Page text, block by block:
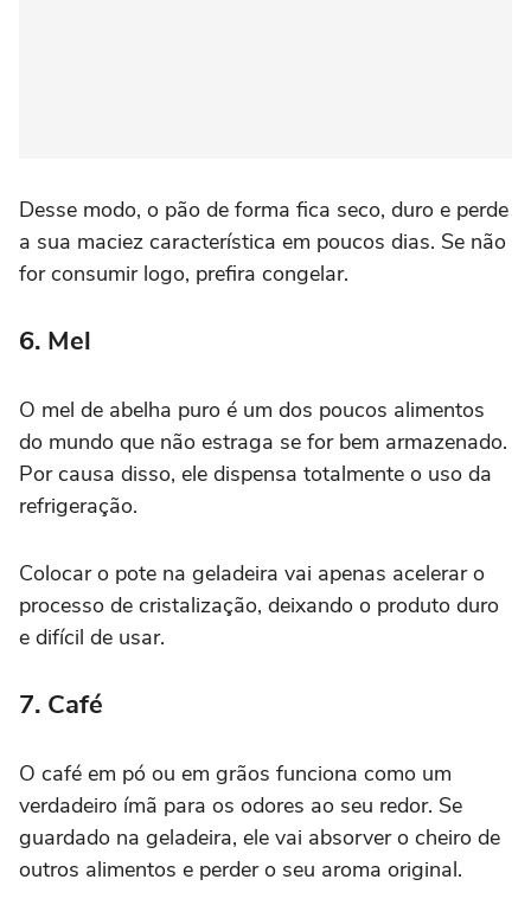
Desse modo, o pão de forma fica seco, duro e perde
a sua maciez característica em poucos dias. Se não
for consumir logo, prefira congelar.
6. Mel
O mel de abelha puro é um dos poucos alimentos
do mundo que não estraga se for bem armazenado.
Por causa disso, ele dispensa totalmente o uso da
refrigeração.
Colocar o pote na geladeira vai apenas acelerar o
processo de cristalização, deixando o produto duro
e difícil de usar.
7. Café
O café em pó ou em grãos funciona como um
verdadeiro ímã para os odores ao seu redor. Se
guardado na geladeira, ele vai absorver o cheiro de
outros alimentos e perder o seu aroma original.